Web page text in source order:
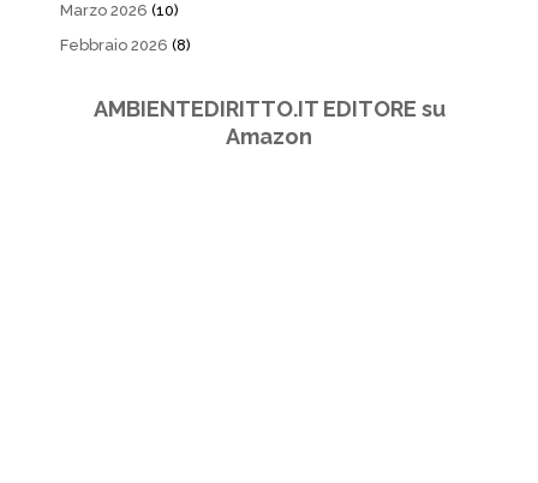
Marzo 2026 (10)
Febbraio 2026 (8)
AMBIENTEDIRITTO.IT EDITORE su
Amazon